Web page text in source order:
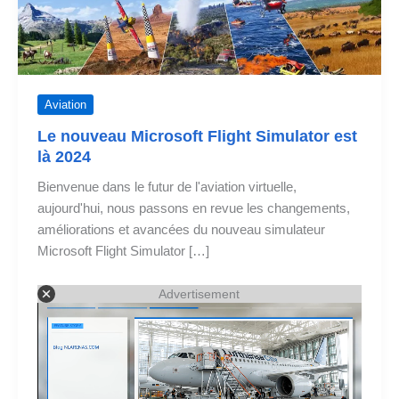
Aviation
Le nouveau Microsoft Flight Simulator est
là 2024
Bienvenue dans le futur de l'aviation virtuelle,
aujourd'hui, nous passons en revue les changements,
améliorations et avancées du nouveau simulateur
Microsoft Flight Simulator […]
Advertisement